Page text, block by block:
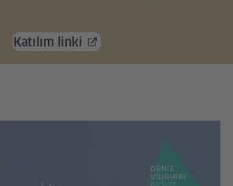
Katılım linki